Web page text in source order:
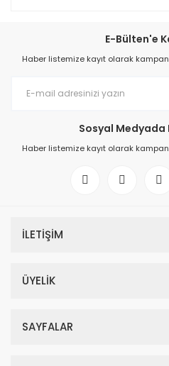
E-Bülten'e
Haber listemize kayıt olarak
Sosyal Medyada
Haber listemize kayıt olarak
İLETİŞİM
ÜYELİK
SAYFALAR